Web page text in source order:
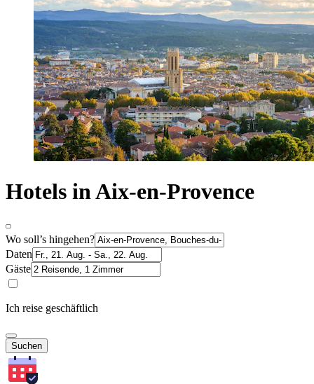
Hotels in Aix-en-Provence
Wo soll’s hingehen?
Daten
Gäste
Ich reise geschäftlich
Suchen